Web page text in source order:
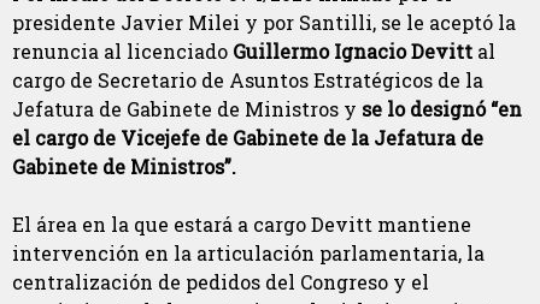
presidente Javier Milei y por Santilli, se le aceptó la
renuncia al licenciado Guillermo Ignacio Devitt al
cargo de Secretario de Asuntos Estratégicos de la
Jefatura de Gabinete de Ministros y se lo designó “en
el cargo de Vicejefe de Gabinete de la Jefatura de
Gabinete de Ministros”.
El área en la que estará a cargo Devitt mantiene
intervención en la articulación parlamentaria, la
centralización de pedidos del Congreso y el